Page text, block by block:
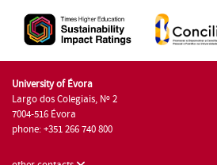
University of Évora
Largo dos Colegiais, Nº 2
7004-516 Évora
phone: +351 266 740 800